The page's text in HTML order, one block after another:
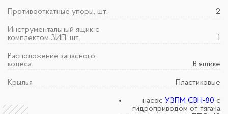
Противооткатные упоры, шт. 2
Инструментальный ящик с
комплектом ЗИП, шт.
1
Расположение запасного
колеса
В ящике
Крылья Пластиковые
насос УЗПМ СВН-80 с
гидроприводом от тягача